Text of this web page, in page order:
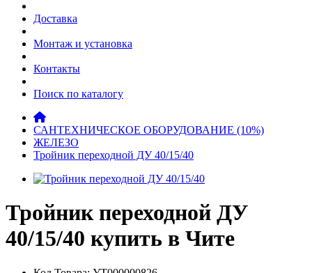
Доставка
Монтаж и установка
Контакты
Поиск по каталогу
САНТЕХНИЧЕСКОЕ ОБОРУДОВАНИЕ (10%)
ЖЕЛЕЗО
Тройник переходной ДУ 40/15/40
Тройник переходной ДУ
40/15/40 купить в Чите